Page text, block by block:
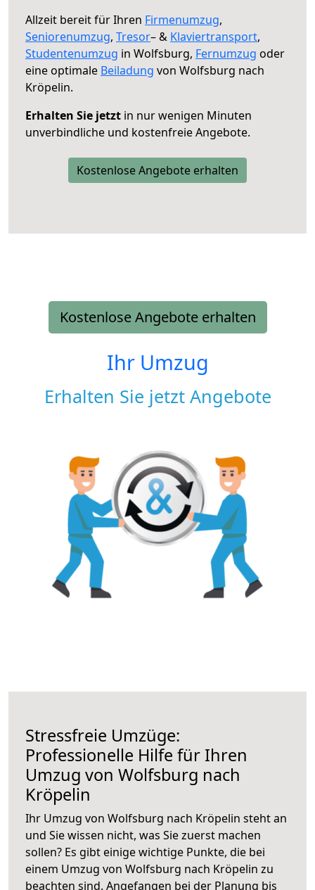
Allzeit bereit für Ihren Firmenumzug,
Seniorenumzug, Tresor– & Klaviertransport,
Studentenumzug in Wolfsburg, Fernumzug oder
eine optimale Beiladung von Wolfsburg nach
Kröpelin.
Erhalten Sie jetzt in nur wenigen Minuten
unverbindliche und kostenfreie Angebote.
Kostenlose Angebote erhalten
Kostenlose Angebote erhalten
Ihr Umzug
Erhalten Sie jetzt Angebote
Stressfreie Umzüge:
Professionelle Hilfe für Ihren
Umzug von Wolfsburg nach
Kröpelin
Ihr Umzug von Wolfsburg nach Kröpelin steht an
und Sie wissen nicht, was Sie zuerst machen
sollen? Es gibt einige wichtige Punkte, die bei
einem Umzug von Wolfsburg nach Kröpelin zu
beachten sind. Angefangen bei der Planung bis